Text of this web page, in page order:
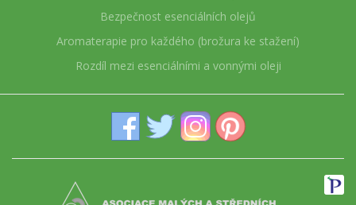
Bezpečnost esenciálních olejů
Aromaterapie pro každého (brožura ke stažení)
Rozdíl mezi esenciálními a vonnými oleji